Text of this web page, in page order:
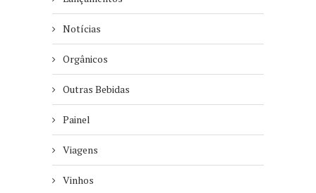
Notícias
Orgânicos
Outras Bebidas
Painel
Viagens
Vinhos